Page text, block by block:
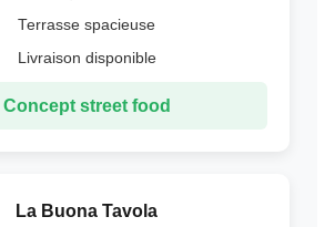
Terrasse spacieuse
Livraison disponible
Concept street food
La Buona Tavola